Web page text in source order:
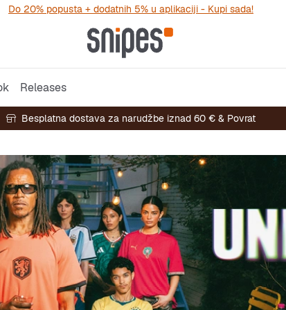
Do 20% popusta + dodatnih 5% u aplikaciji - Kupi sada!
Releases
Besplatna dostava za narudžbe iznad 60 € & Povrat